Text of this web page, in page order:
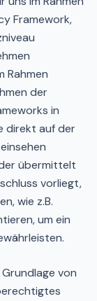
Framework,
Rahmen
der
in
direkt auf der
übermittelt
vorliegt,
wie z.B.
um ein
von